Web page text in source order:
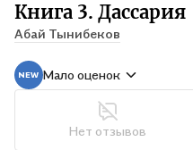
Книга 3. Дассария
Абай Тынибеков
Мало оценок
Нет отзывов